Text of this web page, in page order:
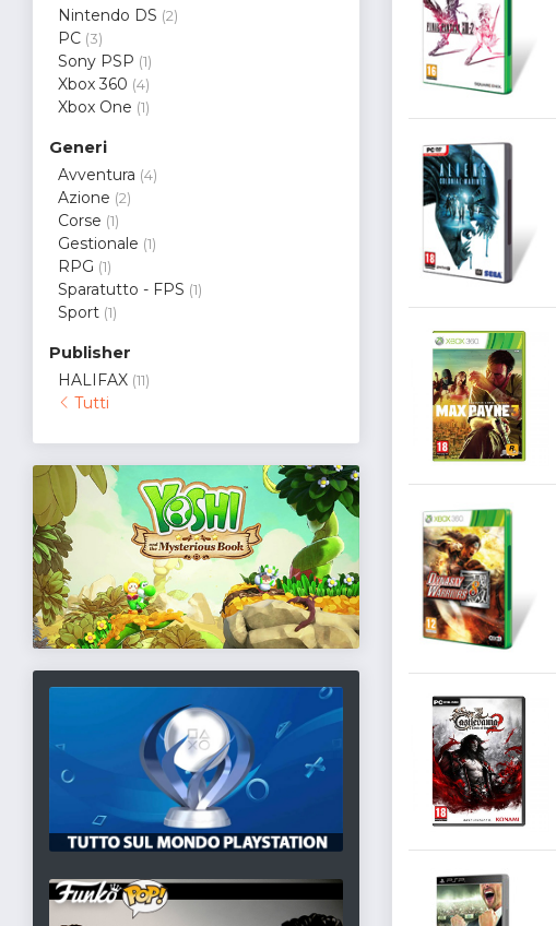
Nintendo DS (2)
PC (3)
Sony PSP (1)
Xbox 360 (4)
Xbox One (1)
Generi
Avventura (4)
Azione (2)
Corse (1)
Gestionale (1)
RPG (1)
Sparatutto - FPS (1)
Sport (1)
Publisher
HALIFAX (11)
Tutti